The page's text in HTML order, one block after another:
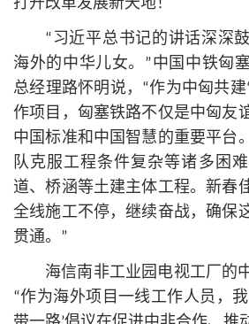
打开改革发展新天地！
“习近平总书记的讲话深深
海外的中华儿女。”中国中铁匈
总经理路怀明说，“作为中匈共建
作项目，匈塞铁路不仅是中匈友
中国标准和中国智慧的重要平台
队克服工程条件复杂等诸多困
道、桥涵等土建主体工程。新春
全线施工不停，继续奋战，确保
贯通。”
海信南非工业园电视工厂的
“作为海外项目一线工作人员，